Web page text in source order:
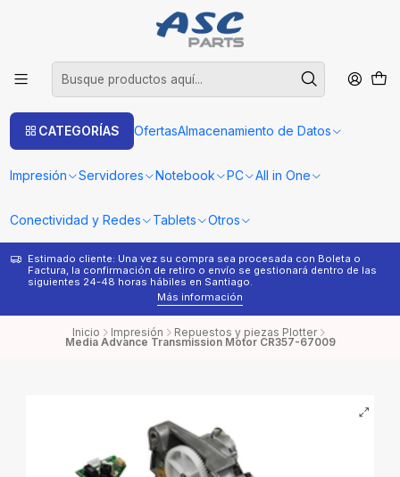
CATEGORÍAS OfertasAlmacenamiento de Datos
Impresión Servidores Notebook PC All in One
Conectividad y Redes Tablets Otros
Estimado cliente: Una vez su compra sea procesada con Boleta o
Factura, la confirmación de retiro o envío se gestionará dentro de las
siguientes 24-48 horas hábiles en Santiago.
Más información
Inicio Impresión Repuestos y piezas Plotter
Media Advance Transmission Motor CR357-67009